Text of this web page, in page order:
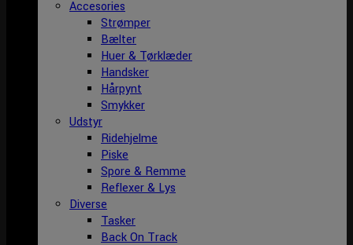
Accesories
Strømper
Bælter
Huer & Tørklæder
Handsker
Hårpynt
Smykker
Udstyr
Ridehjelme
Piske
Spore & Remme
Reflexer & Lys
Diverse
Tasker
Back On Track